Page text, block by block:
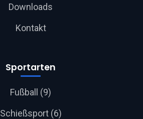
Downloads
Kontakt
Sportarten
Fußball (9)
Schießsport (6)